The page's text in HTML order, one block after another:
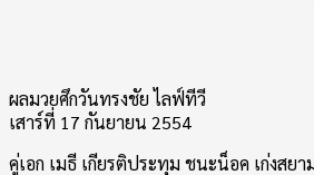
ผลมวยศึกวันทรงชัย ไลฟ์ทีวี
เสาร์ที่ 17 กันยายน 2554
คู่เอก เมธี เกียรติประทุม ชนะน็อค เก่งสยา